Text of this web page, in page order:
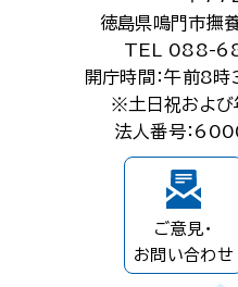
徳島県鳴門市撫
TEL 088-
開庁時間：午前8
※土日祝および
法人番号：
ご意見・
お問い合わせ